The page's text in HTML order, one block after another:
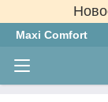
Maxi Comfort